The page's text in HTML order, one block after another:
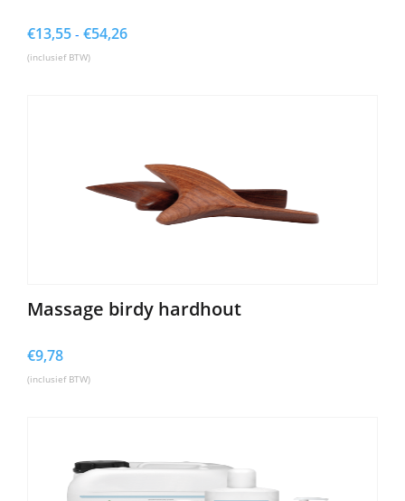
€13,55 - €54,26Prijsklasse:
(inclusief BTW)
Massage birdy hardhout
€9,78
(inclusief BTW)